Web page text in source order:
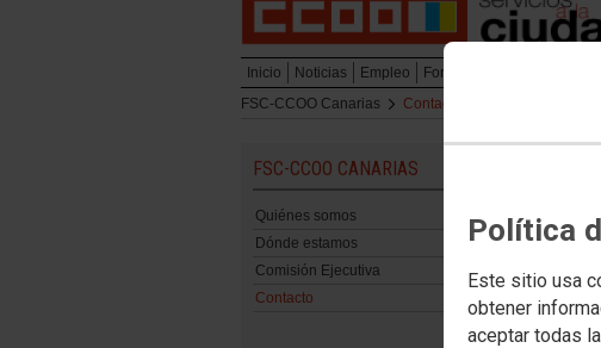
Política
Este sitio usa
obtener
aceptar todas
Inicio Noticias Empleo Formación
FSC-CCOO Canarias
Contacto
FSC-CCOO CANARIAS
Quiénes somos
Dónde estamos
Comisión Ejecutiva
Contacto